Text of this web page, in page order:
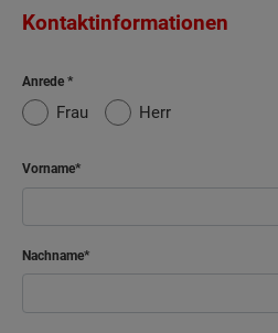
Kontaktinformationen
Anrede
Frau Herr
Vorname
Nachname